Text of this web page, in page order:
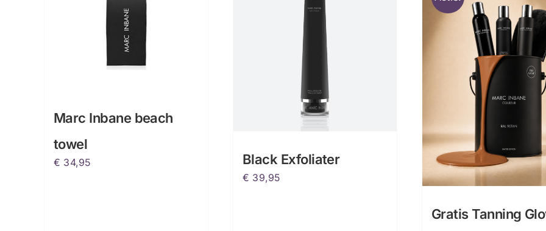
Marc Inbane beach
towel
€ 34,95 Black Exfoliater
€ 39,95
Gratis Tanning